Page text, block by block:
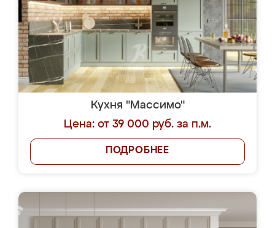
Кухня "Массимо"
Цена: от 39 000 руб. за п.м.
ПОДРОБНЕЕ